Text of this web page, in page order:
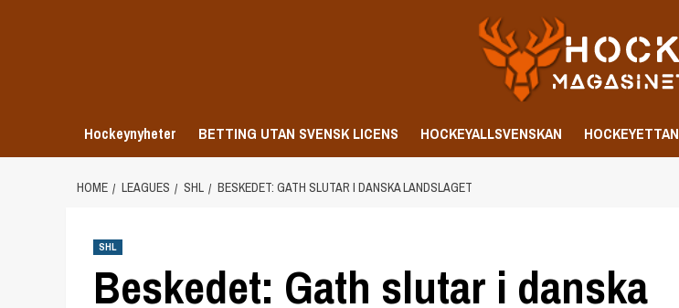
Hockeynyheter BETTING UTAN SVENSK LICENS HOCKEYALLSVENSKAN HOCKEYETTAN
HOME LEAGUES SHL BESKEDET: GATH SLUTAR I DANSKA LANDSLAGET
SHL
Beskedet: Gath slutar i danska